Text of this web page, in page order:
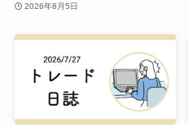
2026年8月5日